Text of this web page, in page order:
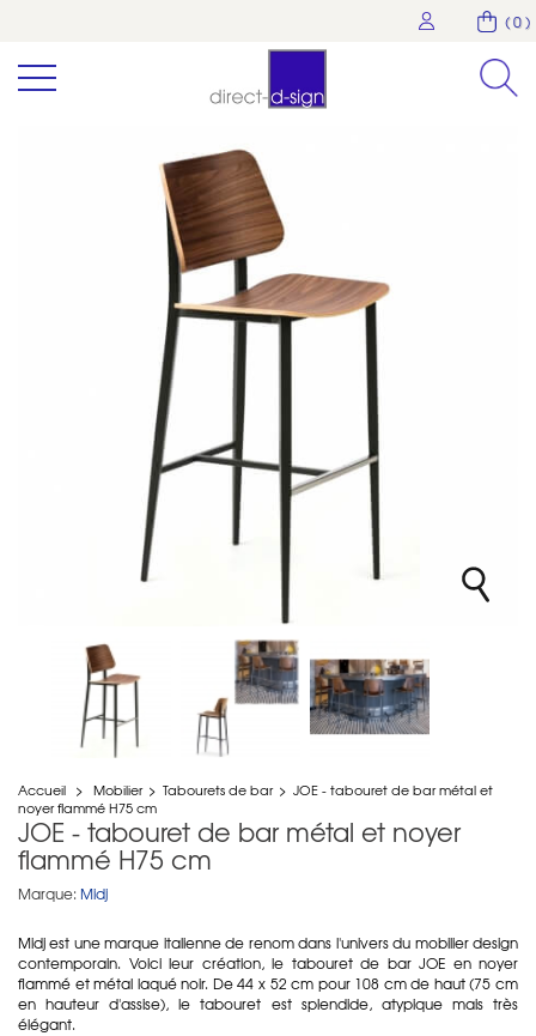
( 0 )
Accueil > Mobilier > Tabourets de bar > JOE - tabouret de bar métal et
noyer flammé H75 cm
JOE - tabouret de bar métal et noyer
flammé H75 cm
Marque: Midj
Midj est une marque italienne de renom dans l'univers du mobilier design
contemporain. Voici leur création, le tabouret de bar JOE en noyer
flammé et métal laqué noir. De 44 x 52 cm pour 108 cm de haut (75 cm
en hauteur d'assise), le tabouret est splendide, atypique mais très
élégant.